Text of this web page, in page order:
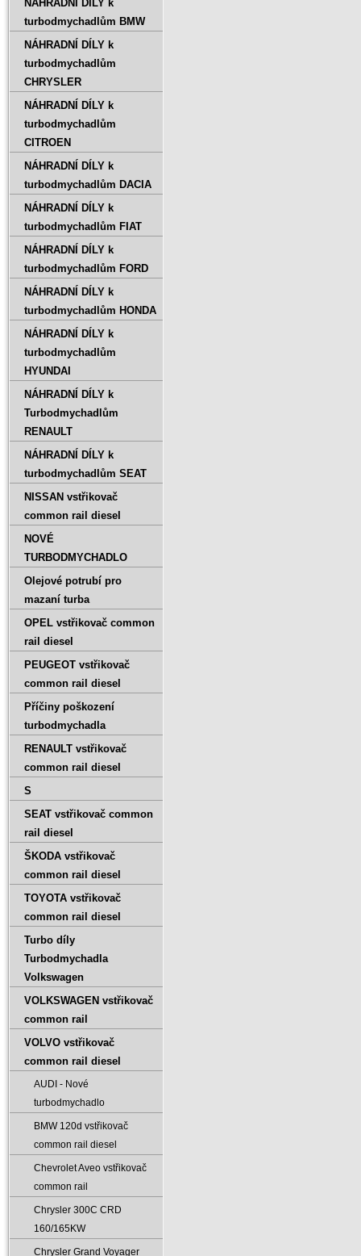
NÁHRADNÍ DÍLY k
turbodmychadlům BMW
NÁHRADNÍ DÍLY k
turbodmychadlům
CHRYSLER
NÁHRADNÍ DÍLY k
turbodmychadlům
CITROEN
NÁHRADNÍ DÍLY k
turbodmychadlům DACIA
NÁHRADNÍ DÍLY k
turbodmychadlům FIAT
NÁHRADNÍ DÍLY k
turbodmychadlům FORD
NÁHRADNÍ DÍLY k
turbodmychadlům HONDA
NÁHRADNÍ DÍLY k
turbodmychadlům
HYUNDAI
NÁHRADNÍ DÍLY k
Turbodmychadlům
RENAULT
NÁHRADNÍ DÍLY k
turbodmychadlům SEAT
NISSAN vstřikovač
common rail diesel
NOVÉ
TURBODMYCHADLO
Olejové potrubí pro
mazaní turba
OPEL vstřikovač common
rail diesel
PEUGEOT vstřikovač
common rail diesel
Příčiny poškození
turbodmychadla
RENAULT vstřikovač
common rail diesel
S
SEAT vstřikovač common
rail diesel
ŠKODA vstřikovač
common rail diesel
TOYOTA vstřikovač
common rail diesel
Turbo díly
Turbodmychadla
Volkswagen
VOLKSWAGEN vstřikovač
common rail
VOLVO vstřikovač
common rail diesel
AUDI - Nové
turbodmychadlo
BMW 120d vstřikovač
common rail diesel
Chevrolet Aveo vstřikovač
common rail
Chrysler 300C CRD
160/165KW
Chrysler Grand Voyager